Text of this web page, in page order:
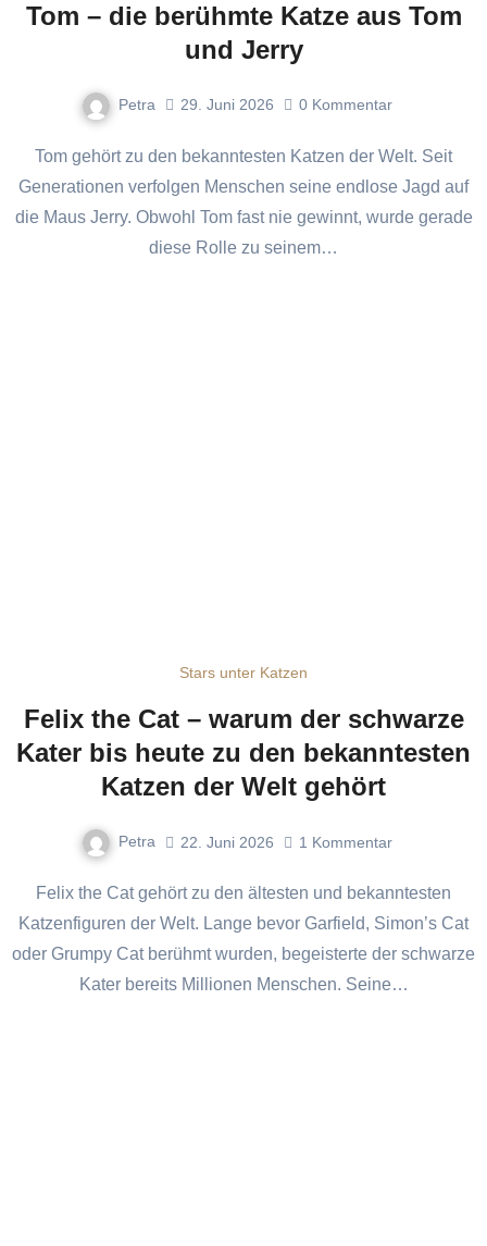
Tom – die berühmte Katze aus Tom
und Jerry
Petra 29. Juni 2026 0 Kommentar
Tom gehört zu den bekanntesten Katzen der Welt. Seit
Generationen verfolgen Menschen seine endlose Jagd auf
die Maus Jerry. Obwohl Tom fast nie gewinnt, wurde gerade
diese Rolle zu seinem…
Stars unter Katzen
Felix the Cat – warum der schwarze
Kater bis heute zu den bekanntesten
Katzen der Welt gehört
Petra 22. Juni 2026 1 Kommentar
Felix the Cat gehört zu den ältesten und bekanntesten
Katzenfiguren der Welt. Lange bevor Garfield, Simon’s Cat
oder Grumpy Cat berühmt wurden, begeisterte der schwarze
Kater bereits Millionen Menschen. Seine…